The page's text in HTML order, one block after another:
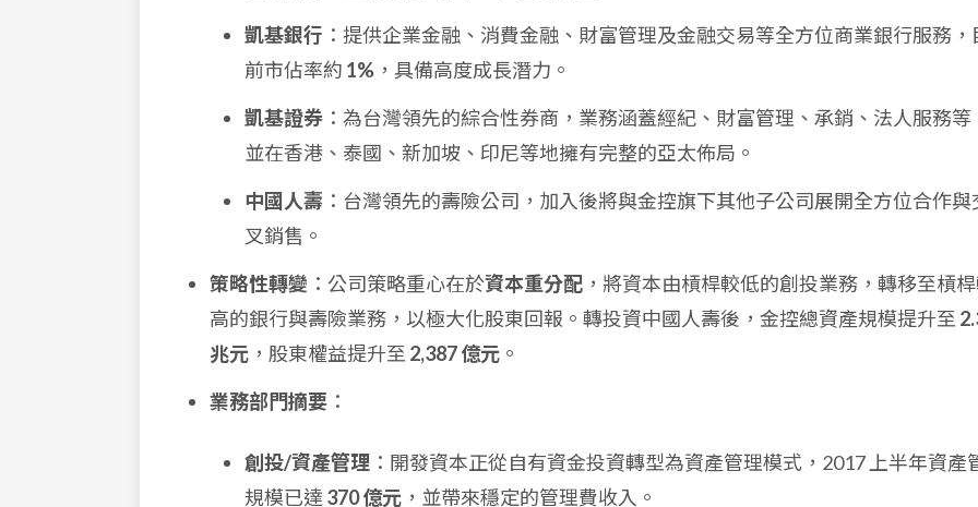
凱基銀行 ：提供企業金融、消費金融、財富管理及金融交易等全方位商業銀行服務，
前市佔率約 1% ，具備高度成長潛力。
凱基證券 ：為台灣領先的綜合性券商，業務涵蓋經紀、財富管理、承銷、法人服務等
並在香港、泰國、新加坡、印尼等地擁有完整的亞太佈局。
中國人壽 ：台灣領先的壽險公司，加入後將與金控旗下其他子公司展開全方位合作與
叉銷售。
策略性轉變 ：公司策略重心在於資本重分配 ，將資本由槓桿較低的創投業務，轉移至槓
高的銀行與壽險業務，以極大化股東回報。轉投資中國人壽後，金控總資產規模提升至
兆元 ，股東權益提升至 2,387 億元 。
業務部門摘要 ：
創投/資產管理 ：開發資本正從自有資金投資轉型為資產管理模式，2017 上半年資產
規模已達 370 億元 ，並帶來穩定的管理費收入。